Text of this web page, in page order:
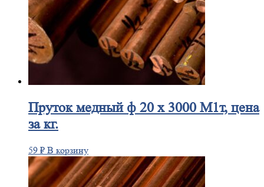
Прутокмедный ф 20 х 3000 М1т, цена
за кг.
59 ₽ В корзину